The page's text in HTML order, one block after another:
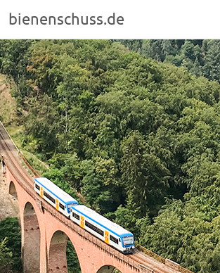
bienenschuss.de